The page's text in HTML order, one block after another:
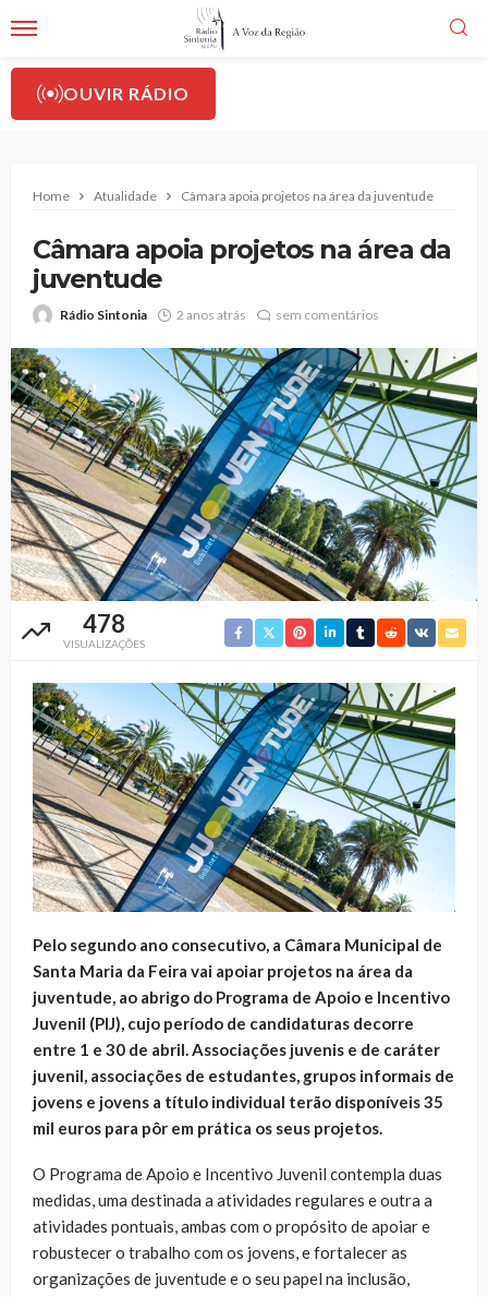
OUVIR RÁDIO
Home Atualidade Câmara apoia projetos na área da juventude
Câmara apoia projetos na área da
juventude
Rádio Sintonia 2 anos atrás sem comentários
478
VISUALIZAÇÕES
Pelo segundo ano consecutivo, a Câmara Municipal de
Santa Maria da Feira vai apoiar projetos na área da
juventude, ao abrigo do Programa de Apoio e Incentivo
Juvenil (PIJ), cujo período de candidaturas decorre
entre 1 e 30 de abril.Associações juvenis e de caráter
juvenil, associações de estudantes, grupos informais de
jovens e jovens a título individual terão disponíveis 35
mil euros para pôr em prática os seus projetos.
O Programa de Apoio e Incentivo Juvenil contempla duas
medidas, uma destinada a atividades regulares e outra a
atividades pontuais, ambas com o propósito de apoiar e
robustecer o trabalho com os jovens, e fortalecer as
organizações de juventude e o seu papel na inclusão,